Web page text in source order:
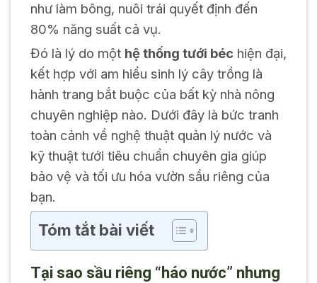
như làm bông, nuôi trái quyết định đến
80% năng suất cả vụ.
Đó là lý do một hệ thống tưới béc hiện đại,
kết hợp với am hiểu sinh lý cây trồng là
hành trang bắt buộc của bất kỳ nhà nông
chuyên nghiệp nào. Dưới đây là bức tranh
toàn cảnh về nghệ thuật quản lý nước và
kỹ thuật tưới tiêu chuẩn chuyên gia giúp
bảo vệ và tối ưu hóa vườn sầu riêng của
bạn.
Tóm tắt bài viết
Tại sao sầu riêng “háo nước” nhưng